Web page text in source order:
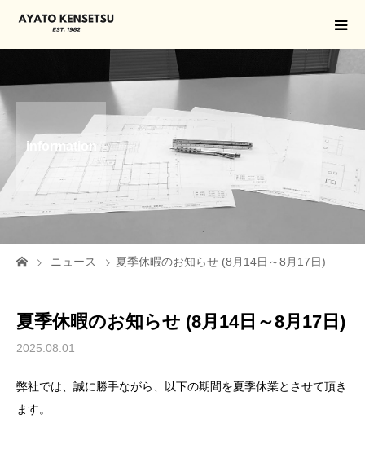
information
ニュース 夏季休暇のお知らせ (8月14日～8月17日)
夏季休暇のお知らせ (8月14日～8月17日)
2025.08.01
弊社では、誠に勝手ながら、以下の期間を夏季休業とさせて頂き
ます。